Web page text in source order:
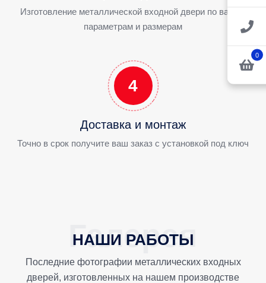
0
Изготовление металлической входной двери по вашим
параметрам и размерам
4
Доставка и монтаж
Точно в срок получите ваш заказ с установкой под ключ
НАШИ РАБОТЫ
Последние фотографии металлических входных
дверей, изготовленных на нашем производстве